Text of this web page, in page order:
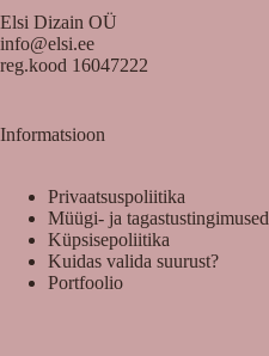
Elsi Dizain OÜ
info@elsi.ee
reg.kood 16047222
Informatsioon
Privaatsuspoliitika
Müügi- ja tagastustingimused
Küpsisepoliitika
Kuidas valida suurust?
Portfoolio